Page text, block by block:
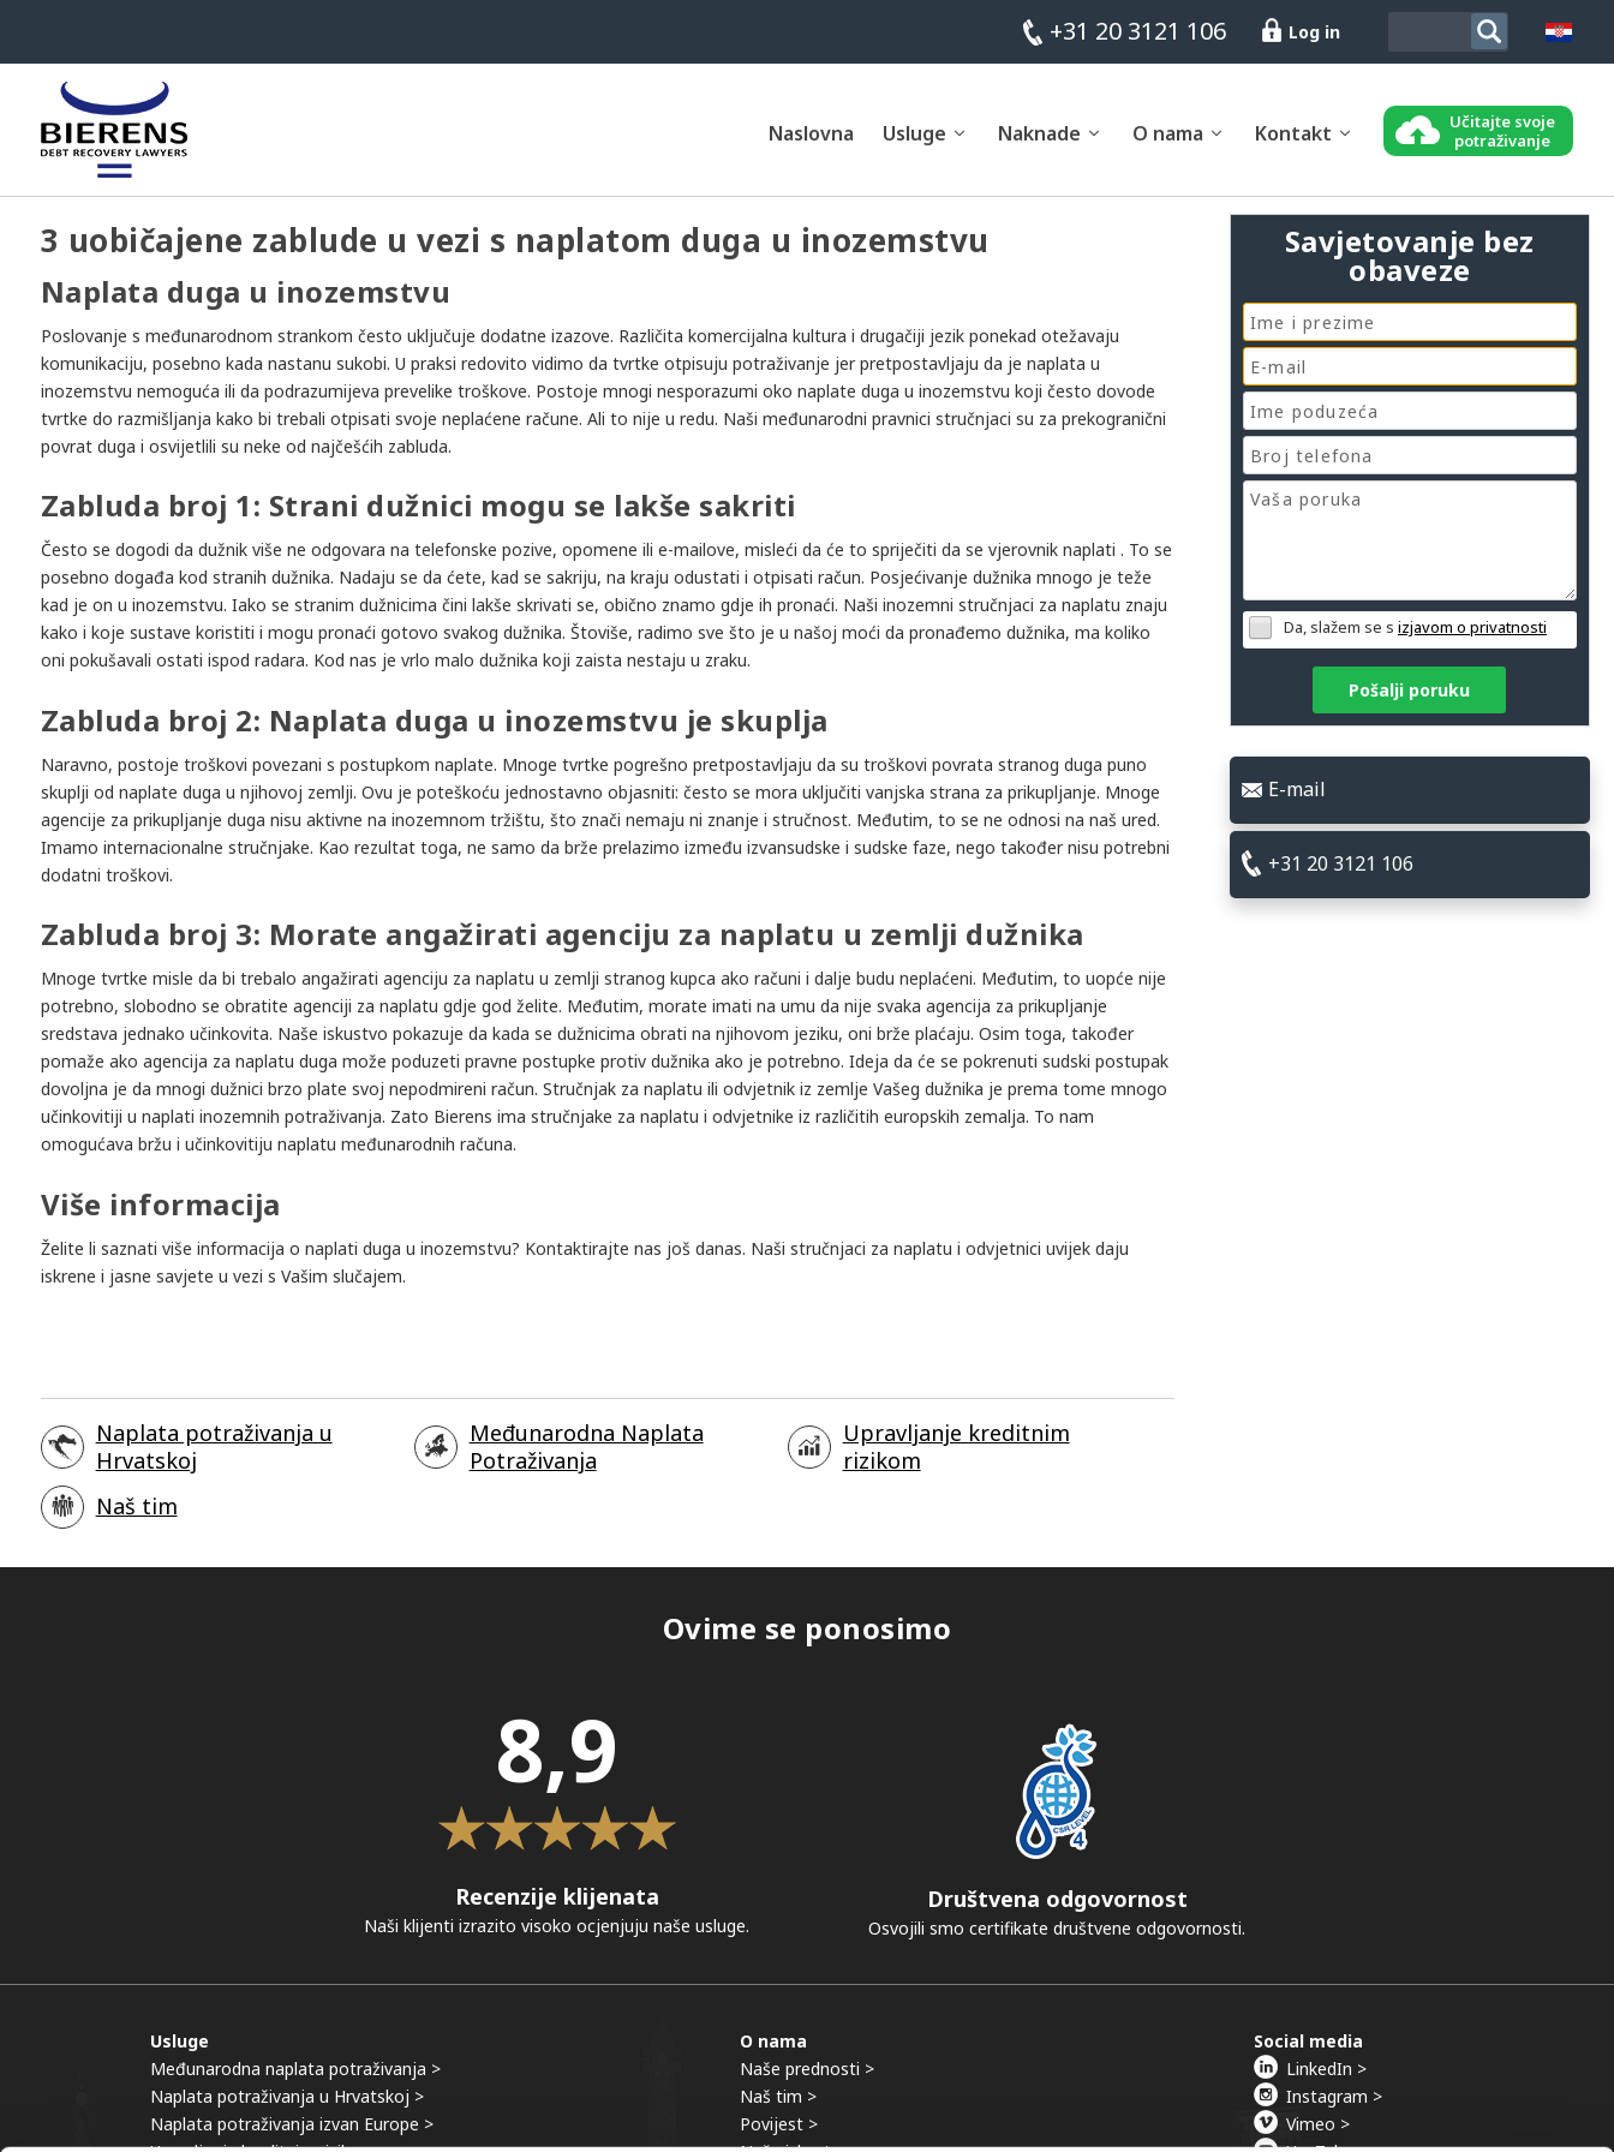
+31 20 3121 106 Log in
Naslovna Usluge Naknade O nama Kontakt
Učitajte svoje
potraživanje
3 uobičajene zablude u vezi s naplatom duga u inozemstvu
Naplata duga u inozemstvu
Poslovanje s međunarodnom strankom često uključuje dodatne izazove. Različita komercijalna kultura i drugačiji jezik ponekad otežavaju
komunikaciju, posebno kada nastanu sukobi. U praksi redovito vidimo da tvrtke otpisuju potraživanje jer pretpostavljaju da je naplata u
inozemstvu nemoguća ili da podrazumijeva prevelike troškove. Postoje mnogi nesporazumi oko naplate duga u inozemstvu koji često dovode
tvrtke do razmišljanja kako bi trebali otpisati svoje neplaćene račune. Ali to nije u redu. Naši međunarodni pravnici stručnjaci su za prekogranični
povrat duga i osvijetlili su neke od najčešćih zabluda.
Zabluda broj 1: Strani dužnici mogu se lakše sakriti
Često se dogodi da dužnik više ne odgovara na telefonske pozive, opomene ili e-mailove, misleći da će to spriječiti da se vjerovnik naplati . To se
posebno događa kod stranih dužnika. Nadaju se da ćete, kad se sakriju, na kraju odustati i otpisati račun. Posjećivanje dužnika mnogo je teže
kad je on u inozemstvu. Iako se stranim dužnicima čini lakše skrivati se, obično znamo gdje ih pronaći. Naši inozemni stručnjaci za naplatu znaju
kako i koje sustave koristiti i mogu pronaći gotovo svakog dužnika. Štoviše, radimo sve što je u našoj moći da pronađemo dužnika, ma koliko
oni pokušavali ostati ispod radara. Kod nas je vrlo malo dužnika koji zaista nestaju u zraku.
Zabluda broj 2: Naplata duga u inozemstvu je skuplja
Naravno, postoje troškovi povezani s postupkom naplate. Mnoge tvrtke pogrešno pretpostavljaju da su troškovi povrata stranog duga puno
skuplji od naplate duga u njihovoj zemlji. Ovu je poteškoću jednostavno objasniti: često se mora uključiti vanjska strana za prikupljanje. Mnoge
agencije za prikupljanje duga nisu aktivne na inozemnom tržištu, što znači nemaju ni znanje i stručnost. Međutim, to se ne odnosi na naš ured.
Imamo internacionalne stručnjake. Kao rezultat toga, ne samo da brže prelazimo između izvansudske i sudske faze, nego također nisu potrebni
dodatni troškovi.
Zabluda broj 3: Morate angažirati agenciju za naplatu u zemlji dužnika
Mnoge tvrtke misle da bi trebalo angažirati agenciju za naplatu u zemlji stranog kupca ako računi i dalje budu neplaćeni. Međutim, to uopće nije
potrebno, slobodno se obratite agenciji za naplatu gdje god želite. Međutim, morate imati na umu da nije svaka agencija za prikupljanje
sredstava jednako učinkovita. Naše iskustvo pokazuje da kada se dužnicima obrati na njihovom jeziku, oni brže plaćaju. Osim toga, također
pomaže ako agencija za naplatu duga može poduzeti pravne postupke protiv dužnika ako je potrebno. Ideja da će se pokrenuti sudski postupak
dovoljna je da mnogi dužnici brzo plate svoj nepodmireni račun. Stručnjak za naplatu ili odvjetnik iz zemlje Vašeg dužnika je prema tome mnogo
učinkovitiji u naplati inozemnih potraživanja. Zato Bierens ima stručnjake za naplatu i odvjetnike iz različitih europskih zemalja. To nam
omogućava bržu i učinkovitiju naplatu međunarodnih računa.
Više informacija
Želite li saznati više informacija o naplati duga u inozemstvu? Kontaktirajte nas još danas. Naši stručnjaci za naplatu i odvjetnici uvijek daju
iskrene i jasne savjete u vezi s Vašim slučajem.
Savjetovanje bez
obaveze
Da, slažem se s izjavom o privatnosti
Pošalji poruku
E-mail
+31 20 3121 106
Naplata potraživanja u
Hrvatskoj
Međunarodna Naplata
Potraživanja
Upravljanje kreditnim
rizikom
Naš tim
Ovime se ponosimo
8,9
Recenzije klijenata
Naši klijenti izrazito visoko ocjenjuju naše usluge.
Društvena odgovornost
Osvojili smo certifikate društvene odgovornosti.
Usluge
Međunarodna naplata potraživanja >
Naplata potraživanja u Hrvatskoj >
Naplata potraživanja izvan Europe >
O nama
Naše prednosti >
Naš tim >
Povijest >
Social media
LinkedIn >
Instagram >
Vimeo >